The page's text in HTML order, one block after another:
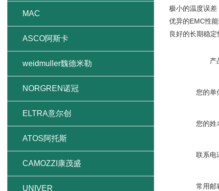
极小的温度误差
优异的EMC性能
良好的长期稳定
产
您的单
您的姓
联系电
常用邮
MAC
ASCO阿斯卡
weidmuller魏德米勒
NORGREN诺冠
ELTRA意尔创
ATOS阿托斯
CAMOZZI康茂盛
UNIVER